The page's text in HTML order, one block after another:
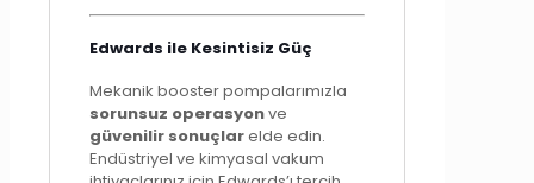
Edwards ile Kesintisiz Güç
Mekanik booster pompalarımızla
sorunsuz operasyonve
güvenilir sonuçlarelde edin.
Endüstriyel ve kimyasal vakum